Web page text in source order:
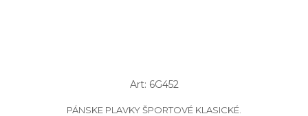
Art: 6G452
PÁNSKE PLAVKY ŠPORTOVÉ KLASICKÉ.